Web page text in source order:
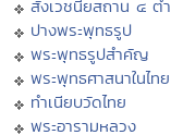
สังเวชนียสถาน ๔ ต
ปางพระพุทธรูป
พระพุทธรูปสำคัญ
พระพุทธศาสนาในไทย
ทำเนียบวัดไทย
พระอารามหลวง